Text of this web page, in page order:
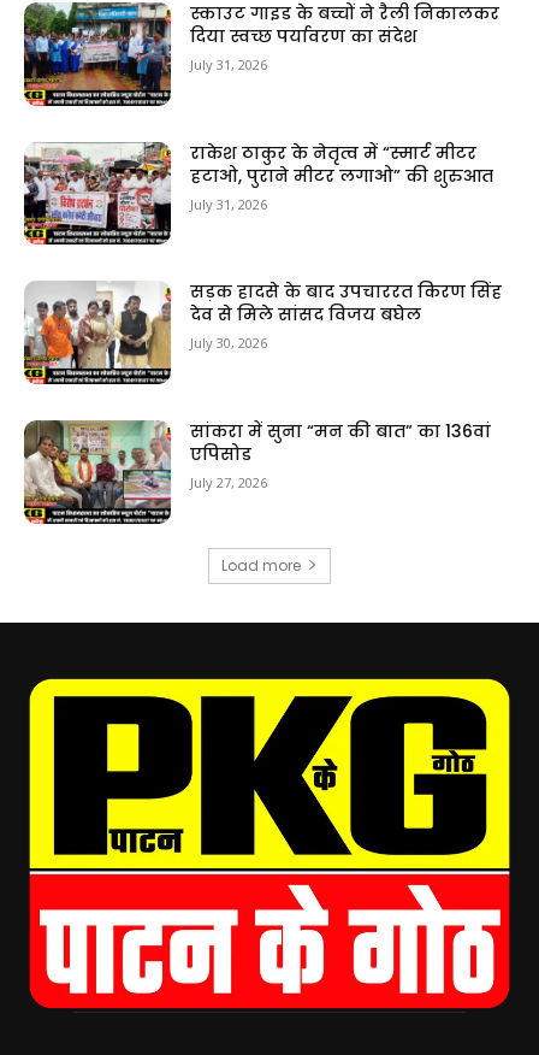
स्काउट गाइड के बच्चों ने रैली निकालकर
दिया स्वच्छ पर्यावरण का संदेश
July 31, 2026
राकेश ठाकुर के नेतृत्व में “स्मार्ट मीटर
हटाओ, पुराने मीटर लगाओ” की शुरुआत
July 31, 2026
सड़क हादसे के बाद उपचाररत किरण सिंह
देव से मिले सांसद विजय बघेल
July 30, 2026
सांकरा में सुना “मन की बात” का 136वां
एपिसोड
July 27, 2026
Load more